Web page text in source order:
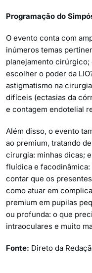
Programação do
O evento conta com
inúmeros temas
planejamento
escolher o poder da
astigmatismo na
difíceis (ectasias da
e contagem endotelial
Além disso, o evento
ao premium, tratando
cirurgia: minhas dicas;
fluídica e
contar que os
como atuar em
premium em pupilas
ou profunda: o que
intraoculares e muito
Fonte: Direto da